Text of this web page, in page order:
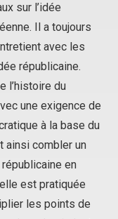
sur l’idée
Il a toujours
avec les
républicaine.
l’histoire du
une exigence de
à la base du
ainsi combler un
en
est pratiquée
les points de